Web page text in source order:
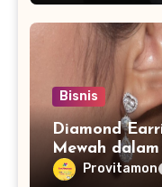
Bisnis
Diamond
Mewah
Diketahui
Provitamon